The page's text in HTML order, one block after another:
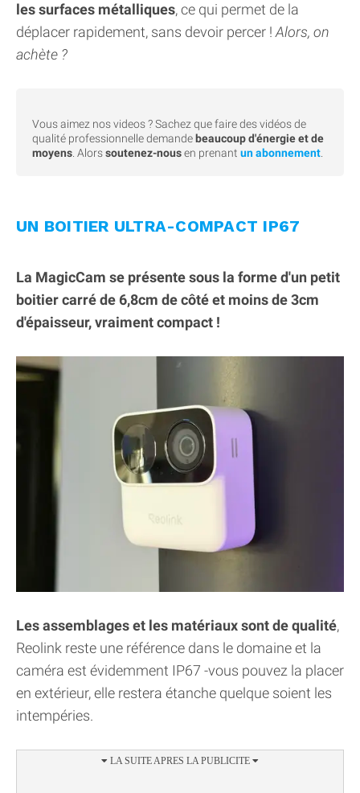
les surfaces métalliques, ce qui permet de la
déplacer rapidement, sans devoir percer !Alors, on
achète ?
Vous aimez nos videos ? Sachez que faire des vidéos de
qualité professionnelle demande beaucoup d'énergie et de
moyens. Alorssoutenez-nousen prenant un abonnement.
UN BOITIER ULTRA-COMPACT IP67
La MagicCam se présente sous la forme d'un petit
boitier carré de 6,8cm de côté et moins de 3cm
d'épaisseur, vraiment compact !
Les assemblages et les matériaux sont de qualité,
Reolink reste une référence dans le domaine et la
caméra est évidemment IP67 -vous pouvez la placer
en extérieur, elle restera étanche quelque soient les
intempéries.